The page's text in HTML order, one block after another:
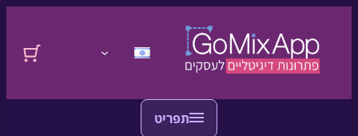
התחברות